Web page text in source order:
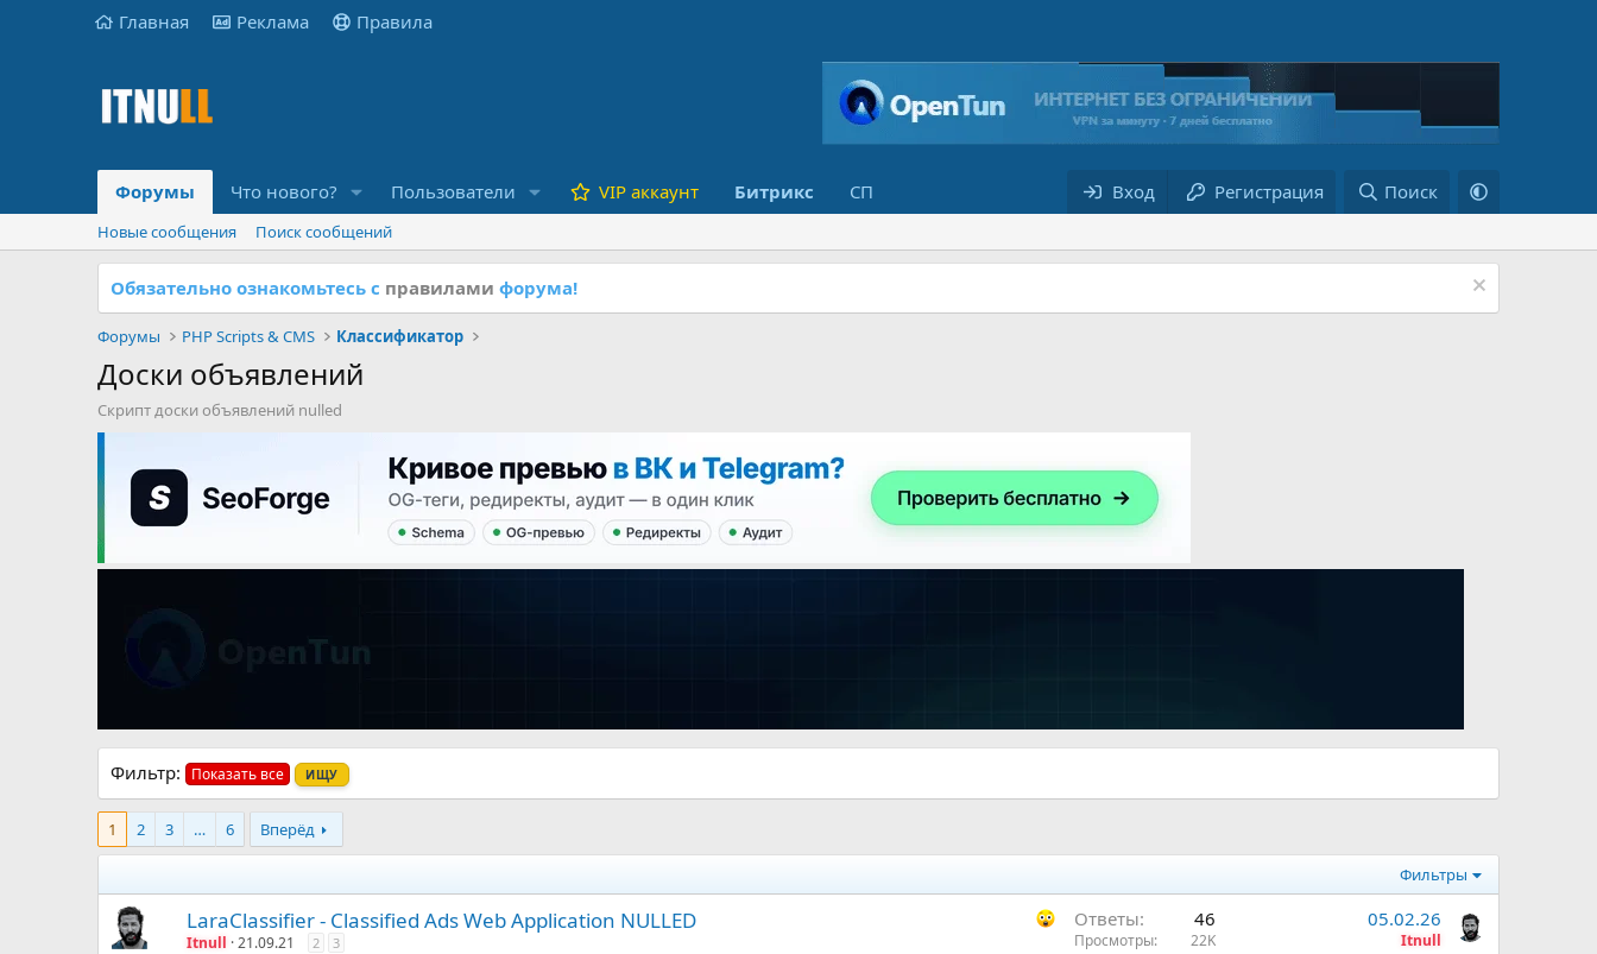
Главная Реклама Правила
Форумы Что нового? Пользователи VIP аккаунт Битрикс СП Вход Регистрация Поиск
Новые сообщения Поиск сообщений
Обязательно ознакомьтесь с правилами форума!
Форумы PHP Scripts & CMS Классификатор
Доски объявлений
Скрипт доски объявлений nulled
Фильтр: Показать все ИЩУ
1 2 3 … 6 Вперёд
Фильтры
LaraClassifier - Classified Ads Web Application NULLED
Itnull 21.09.21 2 3
Ответы 46
Просмотры 22K
05.02.26
Itnull